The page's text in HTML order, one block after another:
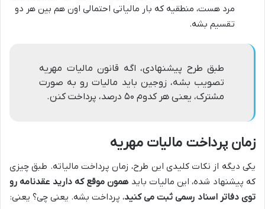
مرد هست، منطقیه که بار مالیاتی احتمالی اون هم بین هر دو
تقسیم بشه.
طبق طرح پیشنهادی، اگه قانون مالیات مهریه
تصویب بشه، زوجین باید مالیات رو به صورت
مشترک، یعنی هر کدوم ۵۰ درصد، پرداخت کنن.
زمان پرداخت مالیات مهریه
یکی دیگه از نکات کلیدی این طرح، زمان پرداخت مالیاته. طبق چیزی
که پیشنهاد شده، این مالیات باید همون موقع که دارید عقدنامه رو
توی دفاتر اسناد رسمی ثبت می کنید، پرداخت بشه. یعنی چی؟ یعنی: